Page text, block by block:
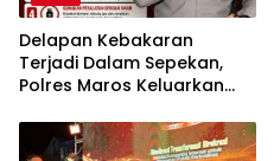
Delapan Kebakaran
Terjadi Dalam Sepekan,
Polres Maros Keluarkan
Masyarakat